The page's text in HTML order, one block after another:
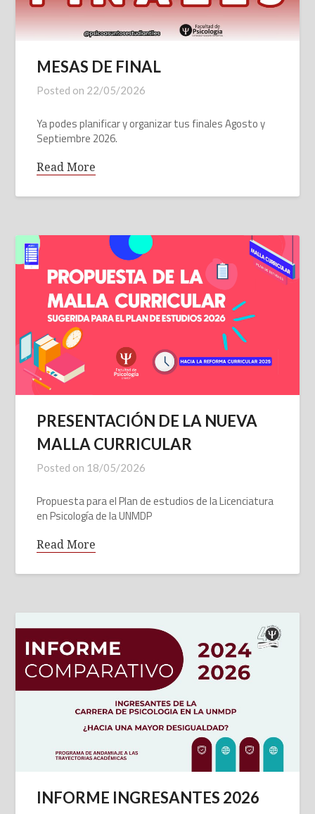
MESAS DE FINAL
Posted on 22/05/2026
Ya podes planificar y organizar tus finales Agosto y
Septiembre 2026.
Read More
PRESENTACIÓN DE LA NUEVA
MALLA CURRICULAR
Posted on 18/05/2026
Propuesta para el Plan de estudios de la Licenciatura
en Psicología de la UNMDP
Read More
INFORME INGRESANTES 2026